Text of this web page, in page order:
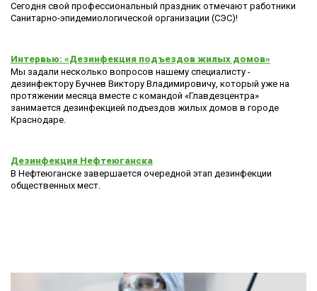
Сегодня свой профессиональный праздник отмечают работники
Санитарно-эпидемиологической организации (СЭС)!
Интервью: «Дезинфекция подъездов жилых домов»
Мы задали несколько вопросов нашему специалисту -
дезинфектору Бучнев Виктору Владимировичу, который уже на
протяжении месяца вместе с командой «Главдезцентра»
занимается дезинфекцией подъездов жилых домов в городе
Краснодаре.
Дезинфекция Нефтеюганска
В Нефтеюганске завершается очередной этап дезинфекции
общественных мест.